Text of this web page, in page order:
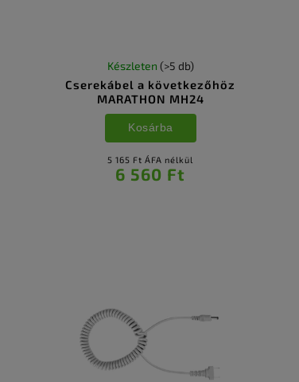
Cserekábel a következőhöz
MARATHON MH24
Készleten (>5 db)
5 165 Ft ÁFA nélkül
6 560 Ft
Kosárba